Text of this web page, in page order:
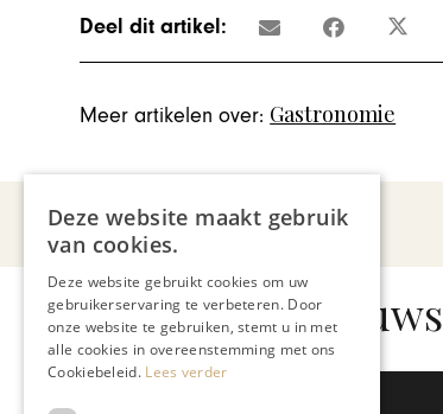
Deel dit artikel:
Meer artikelen over: Gastronomie
Gerelateerd nieuws
Deze website maakt gebruik
van cookies.
Deze website gebruikt cookies om uw
gebruikerservaring te verbeteren. Door
onze website te gebruiken, stemt u in met
alle cookies in overeenstemming met ons
Cookiebeleid. Lees verder